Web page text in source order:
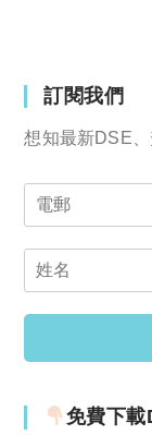
訂閱我們
想知最新DSE
免費下載